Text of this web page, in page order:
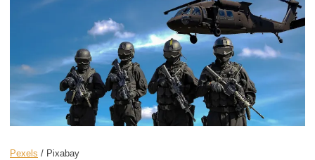
Pexels / Pixabay